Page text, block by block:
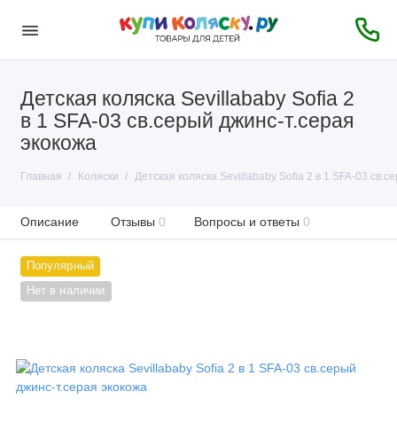
Детская коляска Sevillababy Sofia 2
в 1 SFA-03 св.серый джинс-т.серая
экокожа
Главная Коляски Детская коляска Sevillababy Sofia 2 в 1 SFA-03
Описание Отзывы 0 Вопросы и ответы 0
Популярный
Нет в наличии